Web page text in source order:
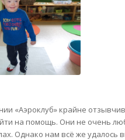
«Аэроклуб» крайне
на помощь. Они не очень
Однако нам всё же удалось